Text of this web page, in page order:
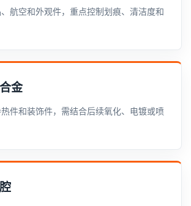
航空和外观件，重点控制划痕、清洁度和
金
件和装饰件，需结合后续氧化、电镀或喷